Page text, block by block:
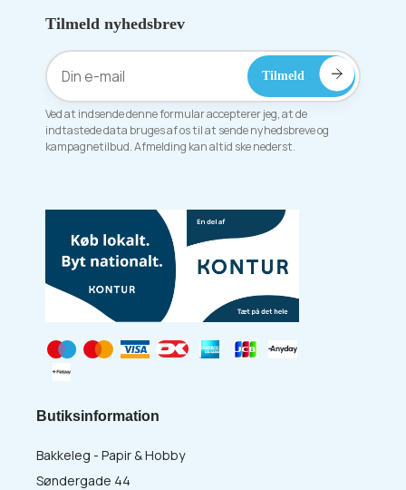
Tilmeld nyhedsbrev
Ved at indsende denne formular accepterer jeg, at de
indtastede data bruges af os til at sende nyhedsbreve og
kampagnetilbud. Afmelding kan altid ske nederst.
Butiksinformation
Bakkeleg - Papir & Hobby
Søndergade 44